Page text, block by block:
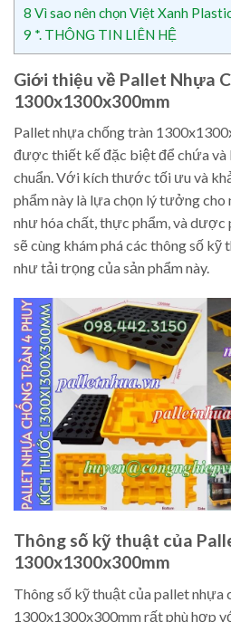
8 Vì sao nên chọn Việt Xanh
9 *. THÔNG TIN LIÊN HỆ
Giới thiệu về Pallet Nhựa
1300x1300x300mm
Pallet nhựa chống tràn
được thiết kế đặc biệt để chứa và
chuẩn. Với kích thước tối ưu và
phẩm này là lựa chọn lý tưởng cho
như hóa chất, thực phẩm, và dược
sẽ cùng khám phá các thông số kỹ
như tải trọng của sản phẩm này.
Thông số kỹ thuật của
1300x1300x300mm
Thông số kỹ thuật của pallet nhựa
1300x1300x300mm rất phù hợp